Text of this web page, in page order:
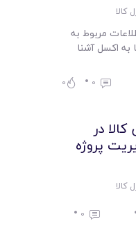
کالا
مربوط به
به اکسل آشنا
0
0
در
پروژه
کالا
0